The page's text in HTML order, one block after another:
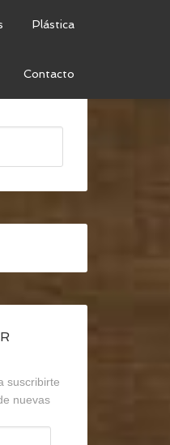
Plástica
Contacto
suscribirte
nuevas